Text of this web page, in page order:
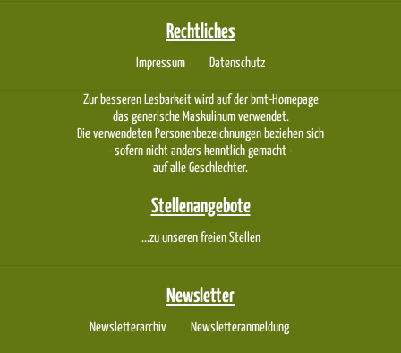
Rechtliches
Impressum Datenschutz
Zur besseren Lesbarkeit wird auf der bmt-Homepage
das generische Maskulinum verwendet.
Die verwendeten Personenbezeichnungen beziehen sich
- sofern nicht anders kenntlich gemacht -
auf alle Geschlechter.
Stellenangebote
...zu unseren freien Stellen
Newsletter
Newsletterarchiv Newsletteranmeldung